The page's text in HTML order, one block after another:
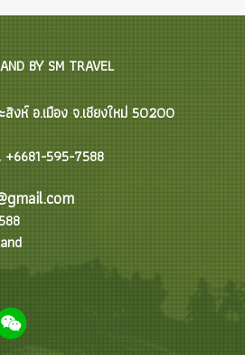
BY SM TRAVEL
งห์ อ.เมือง จ.เชียงใหม่ 50200
595-7588